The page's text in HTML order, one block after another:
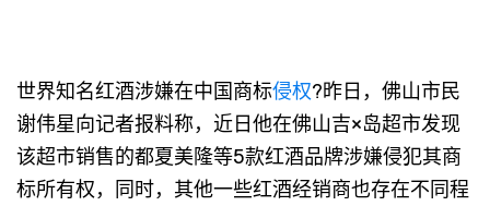
世界知名红酒涉嫌在中国商标侵权?昨日，佛山市民
谢伟星向记者报料称，近日他在佛山吉×岛超市发现
该超市销售的都夏美隆等5款红酒品牌涉嫌侵犯其商
标所有权，同时，其他一些红酒经销商也存在不同程